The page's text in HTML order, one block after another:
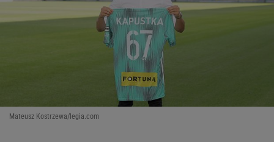
Mateusz Kostrzewa/legia.com